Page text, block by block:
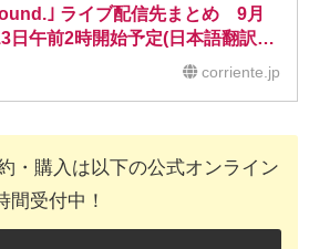
｣ ライブ配信先まとめ 9月
日午前2時開始予定(日本語翻訳中
corriente.jp
・購入は以下の公式オンライン
間受付中！